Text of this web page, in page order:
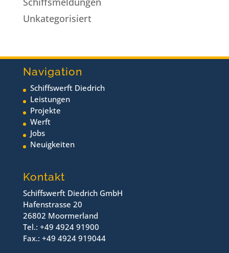
Unkategorisiert
Navigation
Schiffswerft Diedrich
Leistungen
Projekte
Werft
Jobs
Neuigkeiten
Kontakt
Schiffswerft Diedrich GmbH
Hafenstrasse 20
26802 Moormerland
Tel.: +49 4924 91900
Fax.: +49 4924 919044